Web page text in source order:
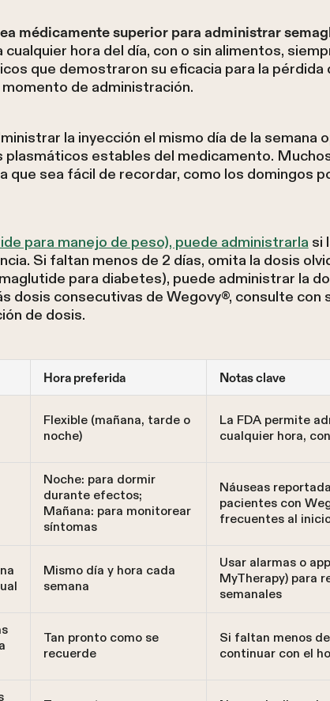
médicamente superior para administrar
hora del día, con o sin alimentos,
que demostraron su eficacia para la pérdida
de administración.
la inyección el mismo día de la semana
plasmáticos estables del medicamento.
que sea fácil de recordar, como los domingos
para manejo de peso), puede administrarlasi
Si faltan menos de 2 días, omita la dosis
para diabetes), puede administrar la
dosis consecutivas de Wegovy®, consulte con
de dosis.
Hora preferida Notas clave
Flexible (mañana, tarde o
noche)
La FDA permite
cualquier hora,
Noche: para dormir
durante efectos;
Mañana: para monitorear
síntomas
Náuseas
pacientes con
frecuentes al
Mismo día y hora cada
semana
Usar alarmas o
MyTherapy) para
semanales
Tan pronto como se
recuerde
Si faltan menos
continuar con el